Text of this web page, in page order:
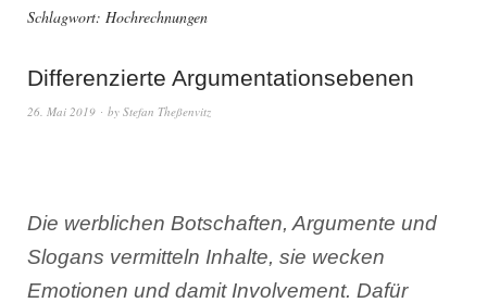
Schlagwort: Hochrechnungen
Differenzierte Argumentationsebenen
26. Mai 2019 by Stefan Theßenvitz
Die werblichen Botschaften, Argumente und
Slogans vermitteln Inhalte, sie wecken
Emotionen und damit Involvement. Dafür